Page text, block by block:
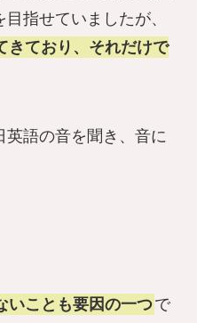
指せていましたが、
きており、それだけで
語の音を聞き、音に
いことも要因の一つで